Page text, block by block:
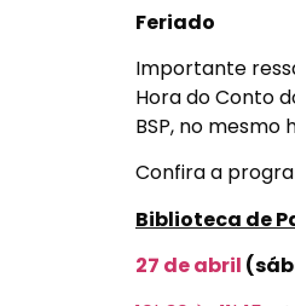
Feriado
Importante
Hora do Conto
BSP, no
Confira a
Biblioteca de
27 de abril